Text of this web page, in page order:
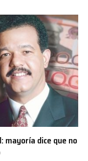
mayoría dice que no